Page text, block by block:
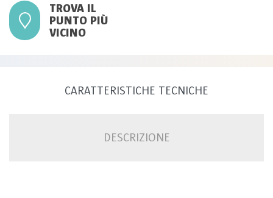
TROVA IL
PUNTO PIÙ
VICINO
CARATTERISTICHE TECNICHE
DESCRIZIONE